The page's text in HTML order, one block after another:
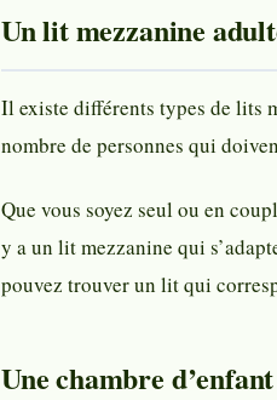
Un lit mezzanine
Il existe différents types de lits
nombre de personnes qui
Que vous soyez seul ou en
y a un lit mezzanine qui
pouvez trouver un lit qui
Une chambre